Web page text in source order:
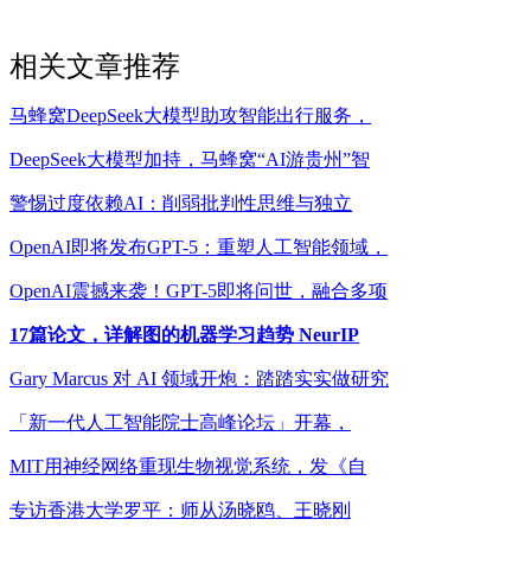
相关文章推荐
马蜂窝DeepSeek大模型助攻智能出行服务，
DeepSeek大模型加持，马蜂窝“AI游贵州”智
警惕过度依赖AI：削弱批判性思维与独立
OpenAI即将发布GPT-5：重塑人工智能领域，
OpenAI震撼来袭！GPT-5即将问世，融合多项
17篇论文，详解图的机器学习趋势 NeurIP
Gary Marcus 对 AI 领域开炮：踏踏实实做研究
「新一代人工智能院士高峰论坛」开幕，
MIT用神经网络重现生物视觉系统，发《自
专访香港大学罗平：师从汤晓鸥、王晓刚